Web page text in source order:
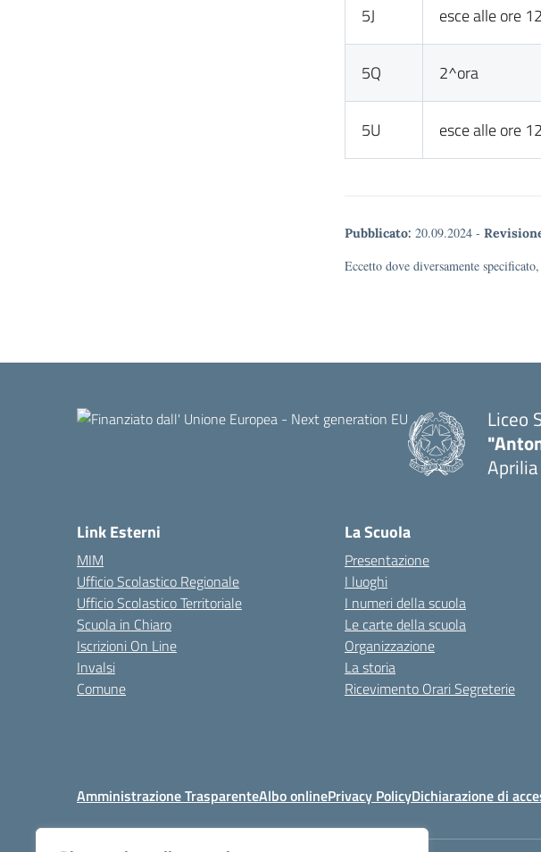
5J esce alle ore
5Q 2^ora
5U esce alle ore
Pubblicato: 20.09.2024 -
Eccetto dove diversamente
Liceo
Aprilia
Link Esterni
MIM
Ufficio Scolastico Regionale
Ufficio Scolastico Territoriale
Scuola in Chiaro
Iscrizioni On Line
Invalsi
Comune
La Scuola
Presentazione
I luoghi
I numeri della scuola
Le carte della scuola
Organizzazione
La storia
Ricevimento Orari Segreterie
Amministrazione TrasparenteAlbo onlinePrivacy PolicyDichiarazione di